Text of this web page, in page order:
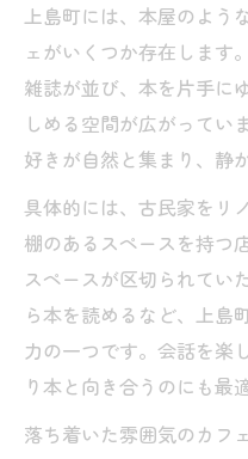
上島町には、本屋のよう
ェがいくつか存在します
雑誌が並び、本を片手に
しめる空間が広がってい
好きが自然と集まり、静
具体的には、古民家をリ
棚のあるスペースを持つ
スペースが区切られてい
ら本を読めるなど、上島
力の一つです。会話を楽
り本と向き合うのにも最
落ち着いた雰囲気のカフ